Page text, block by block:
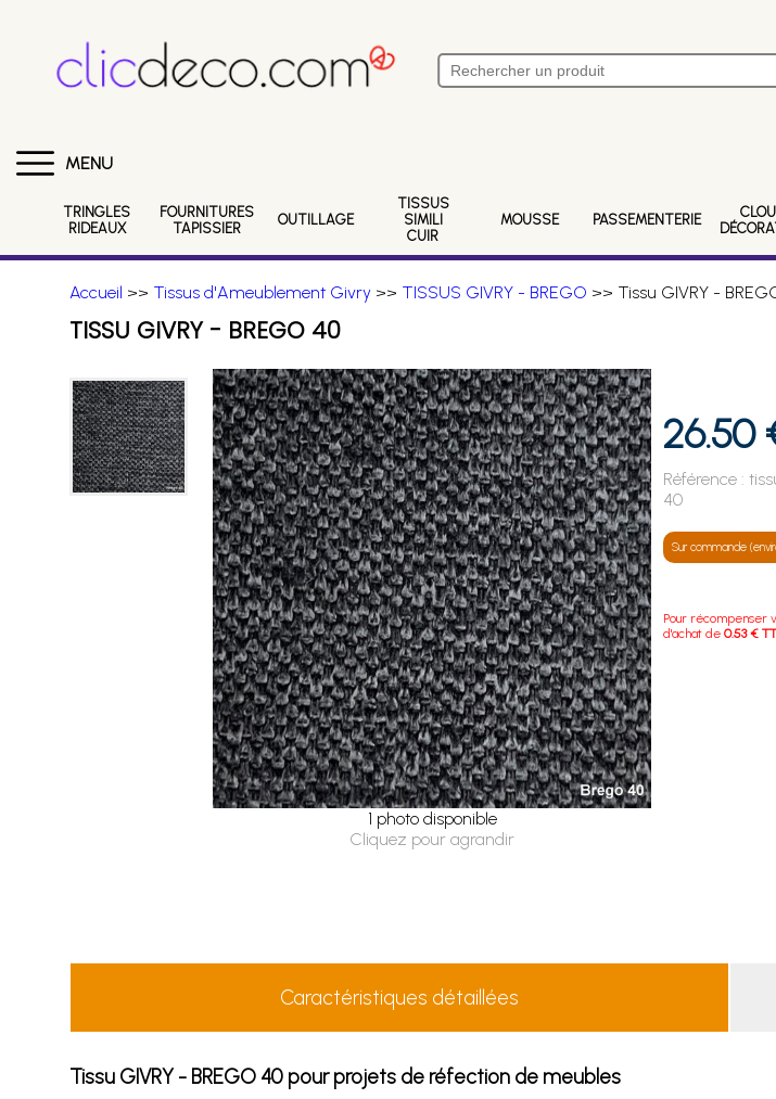
MENU
TRINGLES
RIDEAUX
FOURNITURES
TAPISSIER
OUTILLAGE
TISSUS
SIMILI
CUIR
MOUSSE PASSEMENTERIE
Accueil >> Tissus d'Ameublement Givry>> TISSUS GIVRY - BREGO >> Tissu GIVRY -
TISSU GIVRY - BREGO 40
1 photo disponible
Cliquez pour agrandir
26.50
Référence :
40
Sur commande
Pour récompenser
d'achat de0.53 €
Caractéristiques détaillées
Tissu GIVRY - BREGO 40 pour projets de réfection de meubles